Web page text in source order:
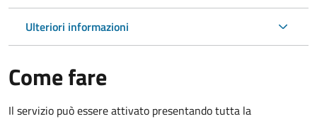
Ulteriori informazioni
Come fare
Il servizio può essere attivato presentando tutta la